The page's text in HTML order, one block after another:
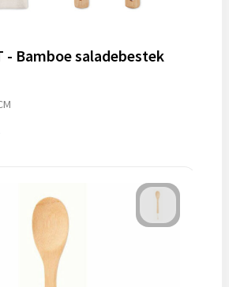
- Bamboe saladebestek